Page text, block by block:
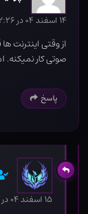
۱۴ اسفند ۰۴ در ۲:۲۶ ق٫ظ
از وقتی اینترنت
صوتی کار
پاسخ
۱۵ اسفند ۰۴ در ۵:۱۷ ق٫ظ